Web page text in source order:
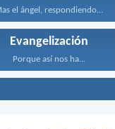
el ángel, respondiendo...
Evangelización
Porque así nos ha...